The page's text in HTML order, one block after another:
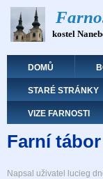
Přejít
hlavnímu
kostel
Hlavní
DOMŮ
STARÉ STRÁNKY
VIZE FARNOSTI
Farní tábor
Napsal uživatel lucieg